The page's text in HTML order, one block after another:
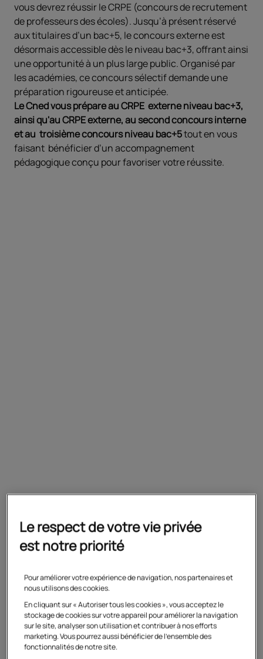
vous devrez réussir le CRPE (concours de recrutement
de professeurs des écoles). Jusqu’à présent réservé
aux titulaires d’un bac+5, le concours externe est
désormais accessible dès le niveau bac+3, offrant ainsi
une opportunité à un plus large public. Organisé par
les académies, ce concours sélectif demande une
préparation rigoureuse et anticipée.
Le Cned vous prépare au CRPE externe niveau bac+3,
ainsi qu'au CRPE externe, au second concours interne
et au troisième concours niveau bac+5tout en vous
faisant bénéficier d’un accompagnement
pédagogique conçu pour favoriser votre réussite.
complète et packs
Votre projet sur mesure
Tarifs, programmes,
Le respect de votre vie privée
est notre priorité
Pour améliorer votre expérience de navigation, nos partenaires et
nous utilisons des cookies.
En cliquant sur « Autoriser tous les cookies », vous acceptez le
stockage de cookies sur votre appareil pour améliorer la navigation
sur le site, analyser son utilisation et contribuer à nos efforts
marketing. Vous pourrez aussi bénéficier de l'ensemble des
fonctionnalités de notre site.